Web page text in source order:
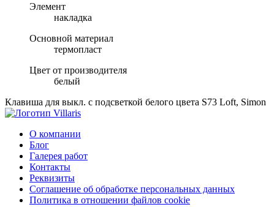
Элемент
накладка
Основной материал
термопласт
Цвет от производителя
белый
Клавиша для выкл. с подсветкой белого цвета S73 Loft, Simon
О компании
Блог
Галерея работ
Контакты
Реквизиты
Соглашение об обработке персональных данных
Политика в отношении файлов cookie